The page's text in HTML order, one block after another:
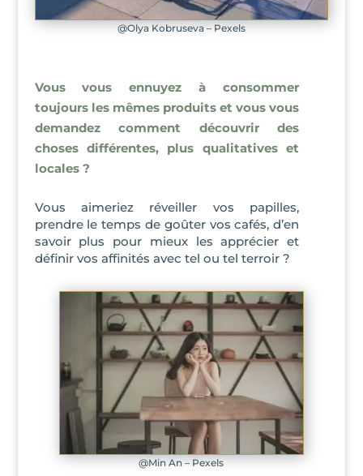
@Olya Kobruseva – Pexels
Vous vous ennuyez à consommer
toujours les mêmes produits et vous vous
demandez comment découvrir des
choses différentes, plus qualitatives et
locales ?
Vous aimeriez réveiller vos papilles,
prendre le temps de goûter vos cafés, d’en
savoir plus pour mieux les apprécier et
définir vos affinités avec tel ou tel terroir ?
@Min An – Pexels